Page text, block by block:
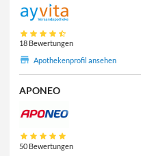
18 Bewertungen
Apothekenprofil ansehen
APONEO
50 Bewertungen